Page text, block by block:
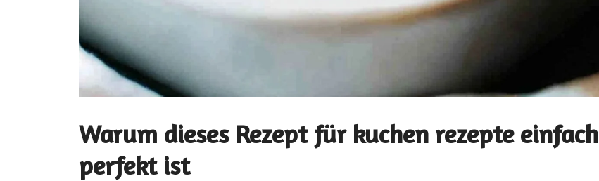
Warum dieses Rezept für kuchen rezepte einfach
perfekt ist